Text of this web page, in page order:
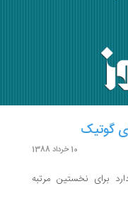
گوتیک
10 خرداد 1388
برای نخستین مرتبه